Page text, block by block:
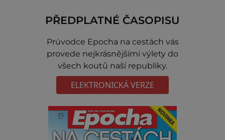
PŘEDPLATNÉ ČASOPISU
Prúvodce Epocha na cestách vás
provede nejkrásnějšími výlety do
všech koutů naší republiky.
ELEKTRONICKÁ VERZE